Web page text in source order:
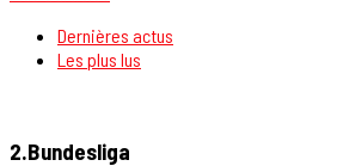
Dernières actus
Les plus lus
2.Bundesliga